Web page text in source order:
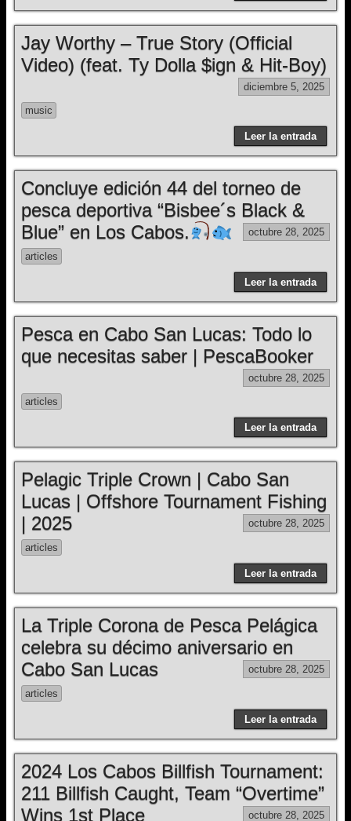
Jay Worthy – True Story (Official
Video) (feat. Ty Dolla $ign & Hit-Boy)
diciembre 5, 2025
music
Leer la entrada
Concluye edición 44 del torneo de
pesca deportiva “Bisbee´s Black &
Blue” en Los Cabos.
octubre 28, 2025
articles
Leer la entrada
Pesca en Cabo San Lucas: Todo lo
que necesitas saber | PescaBooker
octubre 28, 2025
articles
Leer la entrada
Pelagic Triple Crown | Cabo San
Lucas | Offshore Tournament Fishing
| 2025
octubre 28, 2025
articles
Leer la entrada
La Triple Corona de Pesca Pelágica
celebra su décimo aniversario en
Cabo San Lucas
octubre 28, 2025
articles
Leer la entrada
2024 Los Cabos Billfish Tournament:
211 Billfish Caught, Team “Overtime”
Wins 1st Place
octubre 28, 2025